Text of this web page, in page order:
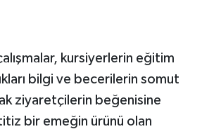
kursiyerlerin eğitim
bilgi ve becerilerin somut
ziyaretçilerin beğenisine
bir emeğin ürünü olan